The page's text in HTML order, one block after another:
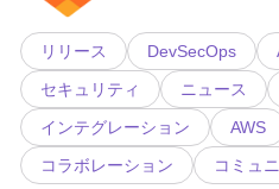
リリース DevSecOps
セキュリティ
ニュース
インテグレーション
AWS
コラボレーション
コミュ